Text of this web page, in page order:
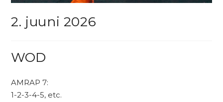
2. juuni 2026
WOD
AMRAP 7:
1-2-3-4-5, etc.